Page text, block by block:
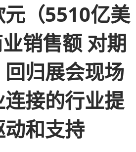
（5510亿美
销售额 对期
归展会现场
接的行业提
和支持